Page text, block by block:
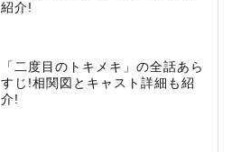
紹介!
「二度目のトキメキ」の全話あら
すじ!相関図とキャスト詳細も紹
介!